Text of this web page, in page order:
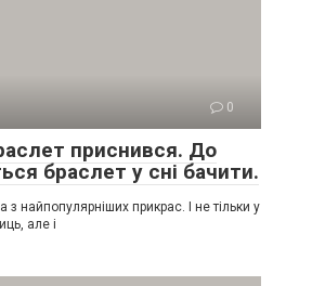
0
приснився. До
браслет у сні бачити.
з найпопулярніших прикрас. І не тільки у
але і